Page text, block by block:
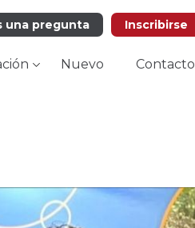
una pregunta Inscribirse
Nuevo Contacto